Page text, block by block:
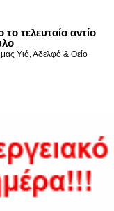
τελευταίο αντίο
Υιό, Αδελφό & Θείο